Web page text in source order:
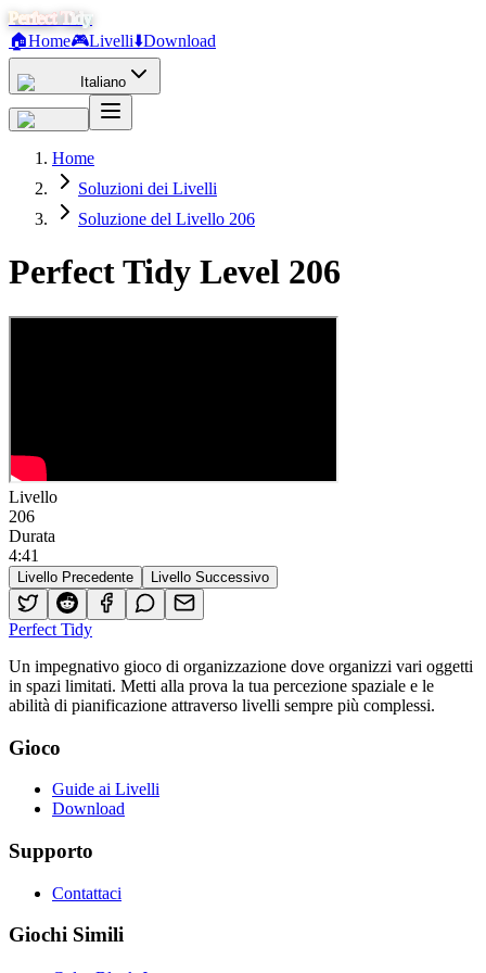
Perfect Tidy
🏠Home🎮Livelli⬇️Download
Italiano
Home
Soluzioni dei Livelli
Soluzione del Livello 206
Perfect Tidy Level 206
Livello
206
Durata
4:41
Livello Precedente Livello Successivo
Perfect Tidy
Un impegnativo gioco di organizzazione dove organizzi vari oggetti
in spazi limitati. Metti alla prova la tua percezione spaziale e le
abilità di pianificazione attraverso livelli sempre più complessi.
Gioco
Guide ai Livelli
Download
Supporto
Contattaci
Giochi Simili